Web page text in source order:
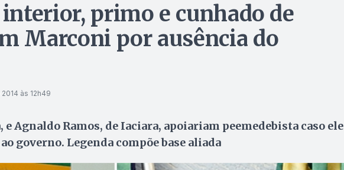
primo e cunhado de
Marconi por ausência do
2014 às 12h49
e Agnaldo Ramos, de Iaciara, apoiariam peemedebista caso ele
governo. Legenda compõe base aliada